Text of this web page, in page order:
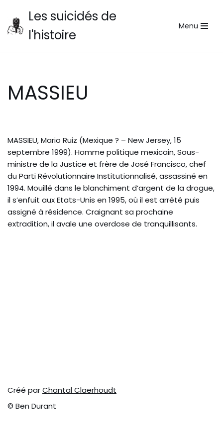
Aller
Les suicidés de
l'histoire
Menu
MASSIEU
MASSIEU, Mario Ruiz (Mexique ? – New Jersey, 15
septembre 1999). Homme politique mexicain, Sous-
ministre de la Justice et frère de José Francisco, chef
du Parti Révolutionnaire Institutionnalisé, assassiné en
1994. Mouillé dans le blanchiment d’argent de la drogue,
il s’enfuit aux Etats-Unis en 1995, où il est arrêté puis
assigné à résidence. Craignant sa prochaine
extradition, il avale une overdose de tranquillisants.
Créé parChantal Claerhoudt
© Ben Durant